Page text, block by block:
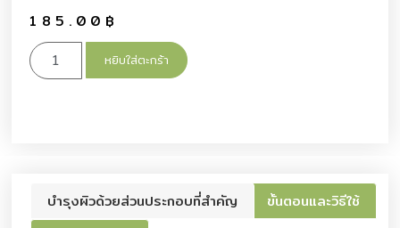
185.00 ฿
หยิบใส่ตะกร้า
บำรุงผิวด้วยส่วนประกอบที่สำคัญ
ขั้นตอนและวิธีใช้